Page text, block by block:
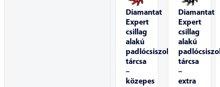
Diamantat
Expert
csillag
alakú
padlócsiszoló
tárcsa
–
közepes
Diamantat
Expert
csillag
alakú
tárcsa
–
extra